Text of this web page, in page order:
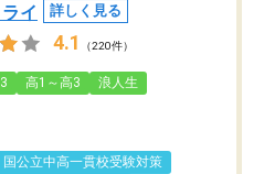
イ 詳しく見る
4.1 （220件）
高1～高3 浪人生
国公立中高一貫校受験対策